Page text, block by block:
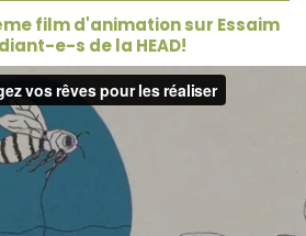
film d'animation sur Essaim
e-s de la HEAD!